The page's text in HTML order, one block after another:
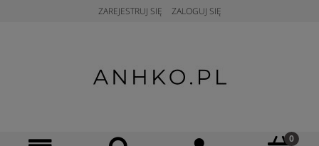
ZAREJESTRUJ SIĘ ZALOGUJ SIĘ